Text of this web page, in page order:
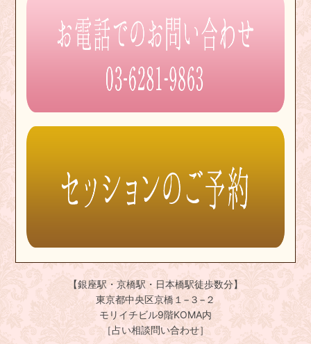
【銀座駅・京橋駅・日本橋駅徒歩数分】
東京都中央区京橋１−３−２
モリイチビル9階KOMA内
［占い相談問い合わせ］